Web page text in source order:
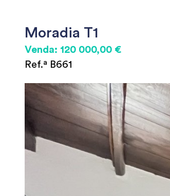
Moradia T1
Venda: 120 000,00 €
Ref.ª B661